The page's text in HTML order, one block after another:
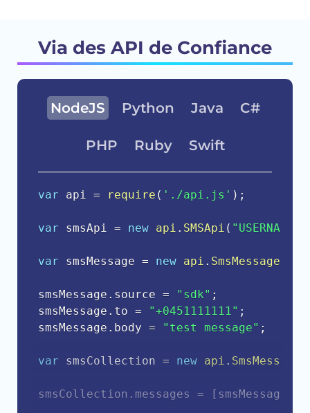
Via des API de Confiance
NodeJS Python Java C#
PHP Ruby Swift
var api = require ( './api.js' ) ;
var smsApi = new api . SMSApi ( "USERNAME"
var smsMessage = new api . SmsMessage
smsMessage . source = "sdk" ;
smsMessage . to = "+0451111111" ;
smsMessage . body = "test message" ;
var smsCollection = new api .
smsCollection . messages = [ smsMessage